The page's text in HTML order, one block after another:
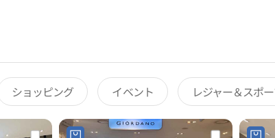
ショッピング イベント レジャー＆スポ